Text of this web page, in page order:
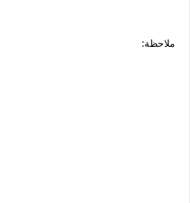
ملاحظة: